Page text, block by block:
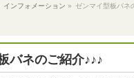
インフォメーション » ゼンマイ型板バネ
バネのご紹介♪♪♪